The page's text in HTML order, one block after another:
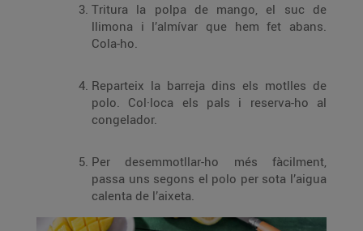
Tritura la polpa de mango, el suc de
llimona i l’almívar que hem fet abans.
Cola-ho.
Reparteix la barreja dins els motlles de
polo. Col·loca els pals i reserva-ho al
congelador.
Per desemmotllar-ho més fàcilment,
passa uns segons el polo per sota l’aigua
calenta de l’aixeta.